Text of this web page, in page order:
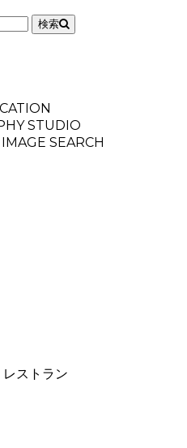
検索
STUDIO
SEARCH
ストラン